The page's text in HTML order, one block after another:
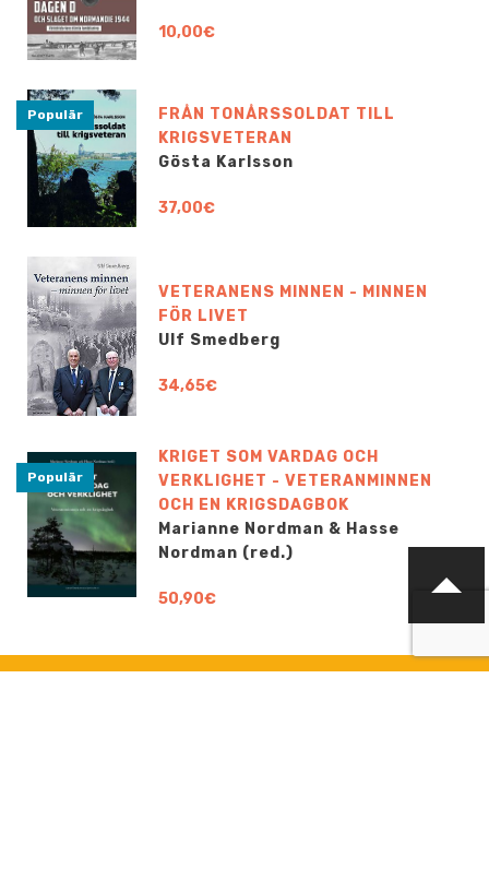
10,00€
Populär
FRÅN TONÅRSSOLDAT TILL
KRIGSVETERAN
Gösta Karlsson
37,00€
VETERANENS MINNEN - MINNEN
FÖR LIVET
Ulf Smedberg
34,65€
Populär
KRIGET SOM VARDAG OCH
VERKLIGHET - VETERANMINNEN
OCH EN KRIGSDAGBOK
Marianne Nordman & Hasse
Nordman (red.)
50,90€